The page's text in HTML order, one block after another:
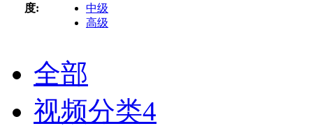
度:
中级
高级
全部
视频分类4